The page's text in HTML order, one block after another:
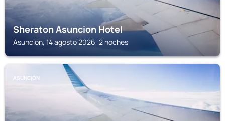
Sheraton Asuncion Hotel
Asunción, 14 agosto 2026, 2 noches
ASUNCIÓN